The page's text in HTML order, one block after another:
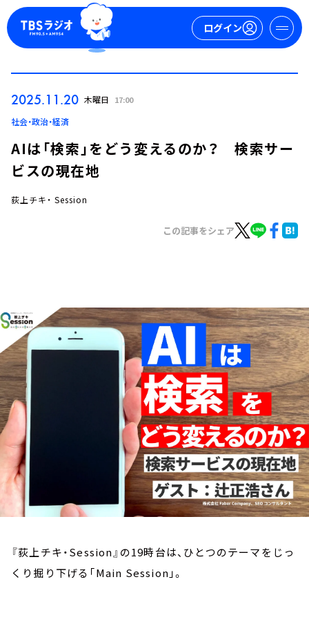
ログイン
お知らせ
イベント・グッズ
YouTube
2025.11.20 木曜日 17:00
社会・政治・経済
AIは「検索」をどう変えるのか？ 検索サー
ビスの現在地
荻上チキ・ Session
この記事をシェア
『荻上チキ・Session』の19時台は、ひとつのテーマをじっ
くり掘り下げる「Main Session」。